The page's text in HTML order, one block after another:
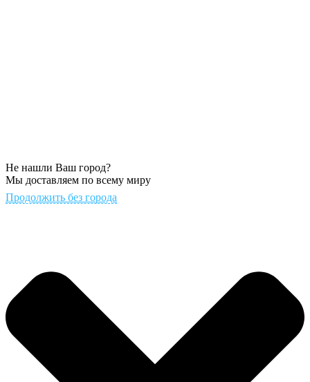
Не нашли Ваш город?
Мы доставляем по всему миру
Продолжить без города